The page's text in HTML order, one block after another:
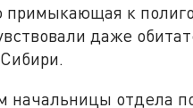
примыкающая к
даже
начальницы отдела